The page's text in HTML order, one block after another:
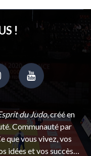
!
du Judo, créé en
Communauté par
que vous vivez, vos
idées et vos succès…